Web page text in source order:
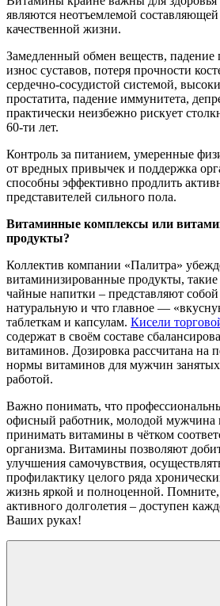
являются неотъемлемой
качественной жизни.
Замедленный обмен веществ, падение
износ суставов, потеря прочности
сердечно-сосудистой системой,
простатита, падение иммунитета,
практически неизбежно рискует
60-ти лет.
Контроль за питанием, умеренные
от вредных привычек и поддержка
способны эффективно продлить
представителей сильного пола.
Витаминные комплексы или
продукты?
Коллектив компании «Палитра»
витаминизированные продукты, такие
чайные напитки – представляют
натуральную и что главное —
таблеткам и капсулам. Кисели
содержат в своём составе
витаминов. Дозировка рассчитана на
нормы витаминов для мужчин
работой.
Важно понимать, что
офисный работник, молодой мужчина
принимать витамины в чётком
организма. Витамины позволяют
улучшения самочувствия,
профилактику целого ряда
жизнь яркой и полноценной. Помните,
активного долголетия – доступен
Ваших руках!